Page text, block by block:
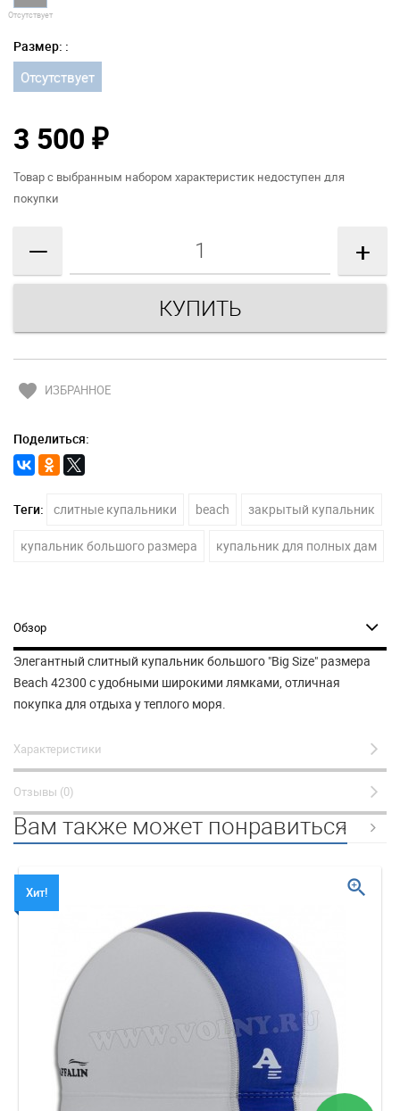
Отсутствует
Размер: :
Отсутствует
3 500 ₽
Товар с выбранным набором характеристик недоступен для
покупки
— +
favorite ИЗБРАННОЕ
Поделиться:
Теги: слитные купальники beach закрытый купальник
купальник большого размера купальник для полных дам
Обзор
Элегантный слитный купальник большого "Big Size" размера
Beach 42300 с удобными широкими лямками, отличная
покупка для отдыха у теплого моря.
Характеристики
Отзывы (0)
Вам также может понравиться
Хит! zoom_in